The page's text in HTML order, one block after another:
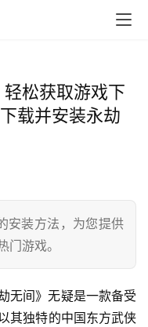
松获取游戏下
载并安装永劫
安装方法，为您提供
游戏。
无间》无疑是一款备受
其独特的中国东方武侠